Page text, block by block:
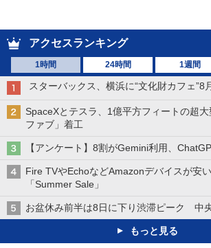
アクセスランキング
1時間 24時間 1週間
スターバックス、横浜に“文化財カフェ”8
SpaceXとテスラ、1億平方フィートの超
ファブ」着工
【アンケート】8割がGemini利用、
Fire TVやEchoなどAmazonデバイスが安
「Summer Sale」
お盆休み前半は8日に下り渋滞ピーク 中
もっと見る